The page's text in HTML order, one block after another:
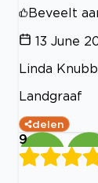
Beveelt
13 June
Linda
Landgraaf
delen
9